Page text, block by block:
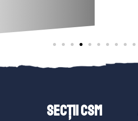
SECȚII CSM